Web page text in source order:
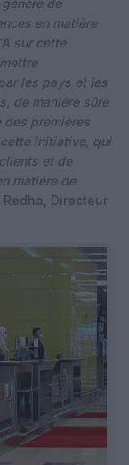
de
en matière
sur cette
les pays et les
de manière sûre
des premières
initiative, qui
et de
matière de
Directeur